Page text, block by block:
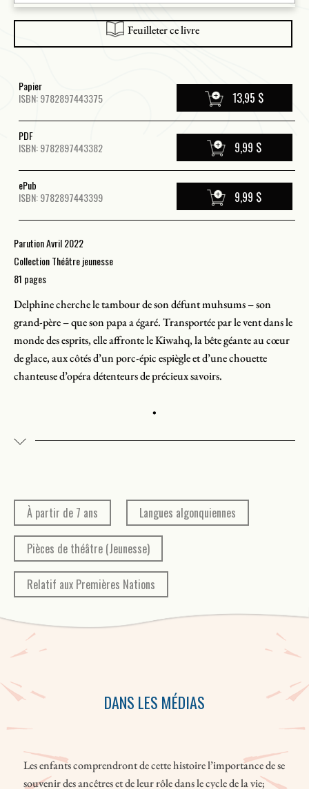
Feuilleter ce livre
Papier
ISBN: 9782897443375
13,95 $
PDF
ISBN: 9782897443382
9,99 $
ePub
ISBN: 9782897443399
9,99 $
Parution Avril 2022
Collection Théâtre jeunesse
81 pages
Delphine cherche le tambour de son défunt muhsums – son
grand-père – que son papa a égaré. Transportée par le vent dans le
monde des esprits, elle affronte le Kiwahq, la bête géante au cœur
de glace, aux côtés d’un porc-épic espiègle et d’une chouette
chanteuse d’opéra détenteurs de précieux savoirs.
•
Mokatek aime raconter ses journées à l’étoile du Nord, sa boussole
•
Avec ces deux pièces qui s’adressent aux enfants de sept ans et plus,
Dave Jenniss aborde les thèmes de la transmission et de l’identité
autochtone, et se réapproprie la langue de ses ancêtres. Un lexique
des définitions et prononciations de mots en langue Wolastoq
figure au début de l’ouvrage.
Un cahier d’accompagnement est disponible en téléchargement
de la compagnie de théâtre Ondinnok.)
À partir de 7 ans Langues algonquiennes
Pièces de théâtre (Jeunesse)
Relatif aux Premières Nations
DANS LES MÉDIAS
Les enfants comprendront de cette histoire l’importance de se
souvenir des ancêtres et de leur rôle dans le cycle de la vie;